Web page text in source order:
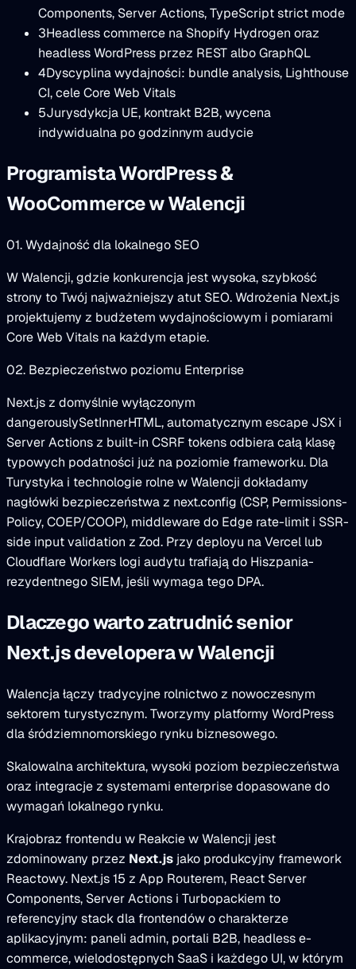
Components, Server Actions, TypeScript strict mode
3Headless commerce na Shopify Hydrogen oraz
headless WordPress przez REST albo GraphQL
4Dyscyplina wydajności: bundle analysis, Lighthouse
CI, cele Core Web Vitals
5Jurysdykcja UE, kontrakt B2B, wycena
indywidualna po godzinnym audycie
Programista WordPress &
WooCommerce w Walencji
01. Wydajność dla lokalnego SEO
W Walencji, gdzie konkurencja jest wysoka, szybkość
strony to Twój najważniejszy atut SEO. Wdrożenia Next.js
projektujemy z budżetem wydajnościowym i pomiarami
Core Web Vitals na każdym etapie.
02. Bezpieczeństwo poziomu Enterprise
Next.js z domyślnie wyłączonym
dangerouslySetInnerHTML, automatycznym escape JSX i
Server Actions z built-in CSRF tokens odbiera całą klasę
typowych podatności już na poziomie frameworku. Dla
Turystyka i technologie rolne w Walencji dokładamy
nagłówki bezpieczeństwa z next.config (CSP, Permissions-
Policy, COEP/COOP), middleware do Edge rate-limit i SSR-
side input validation z Zod. Przy deployu na Vercel lub
Cloudflare Workers logi audytu trafiają do Hiszpania-
rezydentnego SIEM, jeśli wymaga tego DPA.
Dlaczego warto zatrudnić senior
Next.js developera w Walencji
Walencja łączy tradycyjne rolnictwo z nowoczesnym
sektorem turystycznym. Tworzymy platformy WordPress
dla śródziemnomorskiego rynku biznesowego.
Skalowalna architektura, wysoki poziom bezpieczeństwa
oraz integracje z systemami enterprise dopasowane do
wymagań lokalnego rynku.
Krajobraz frontendu w Reakcie w Walencji jest
zdominowany przez Next.js jako produkcyjny framework
Reactowy. Next.js 15 z App Routerem, React Server
Components, Server Actions i Turbopackiem to
referencyjny stack dla frontendów o charakterze
aplikacyjnym: paneli admin, portali B2B, headless e-
commerce, wielodostępnych SaaS i każdego UI, w którym